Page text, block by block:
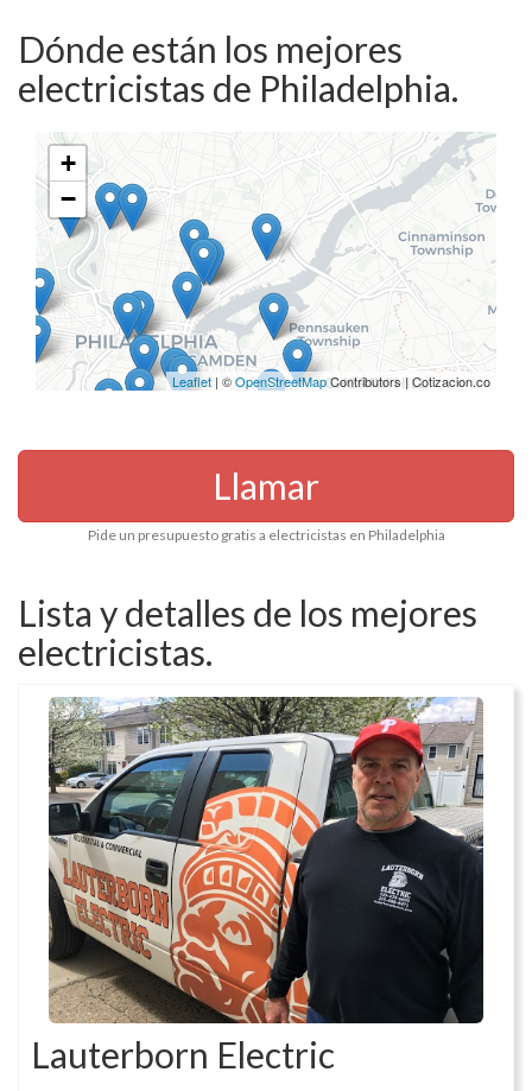
Dónde están los mejores
electricistas de Philadelphia.
+
−
Leaflet | ©OpenStreetMapContributors | Cotizacion.co
Llamar
Pide un presupuesto gratis a electricistas en Philadelphia
Lista y detalles de los mejores
electricistas.
Lauterborn Electric